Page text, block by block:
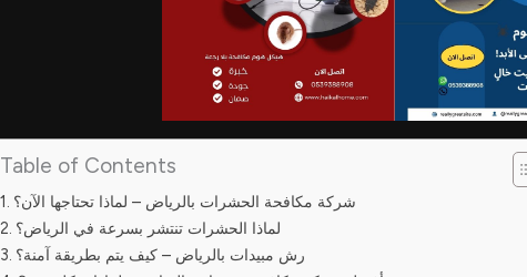
Table of Contents
شركة مكافحة الحشرات بالرياض – لماذا تحتاجها الآن؟
لماذا الحشرات تنتشر بسرعة في الرياض؟
رش مبيدات بالرياض – كيف يتم بطريقة آمنة؟